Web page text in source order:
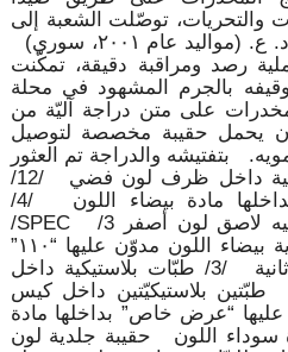
والتحريات، توصّلت الشعبة إلى
تحديد هويته، ويدعى: ن. د. ع. (مواليد عام ٢٠٠١، سوري)
وبعد عملية رصد ومراقبة دقيقة، تمكّنت
بالجرم المشهود في محلة
على متن دراجة آليّة من
يحمل حقيبة مخصصة لتوصيل
بتفتيشه والدراجة تم العثور
على: /12/ كبسولة بلاستيكية داخل ظرف لون فضي /12/
كبسولة بلاستيكية شفافة بداخلها مادة بيضاء اللون /4/
كبسولات داخل مظروف عليه لاصق لون أصفر SPEC /3/
كبسولات بداخلها مادة حجرية بيضاء اللون مدوّن عليها “١١٠”
من جهة، و”حجر” من جهة ثانية /3/ طبّات بلاستيكية داخل
بلاستيكيّتين داخل كيس
“عرض خاص” بداخلها مادة
سوداء اللون حقيبة جلدية لون